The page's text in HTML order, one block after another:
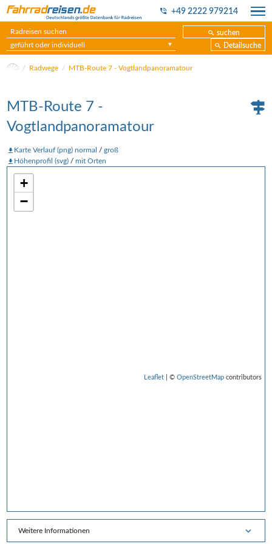
+49 2222 979214
suchen
geführt oder individuell
Detailsuche
Radwege MTB-Route 7 - Vogtlandpanoramatour
+
−
Leaflet| © OpenStreetMapcontributors
Weitere Informationen
MTB-Route 7 -
Vogtlandpanoramatour
Karte Verlauf (png) normal /groß
Höhenprofil (svg) /mit Orten